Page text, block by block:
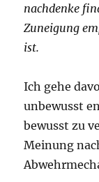
nachdenke
Zuneigung
ist.
Ich gehe
unbewusst
bewusst zu
Meinung